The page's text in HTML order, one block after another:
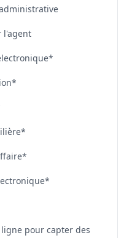
l'agent
pour capter des